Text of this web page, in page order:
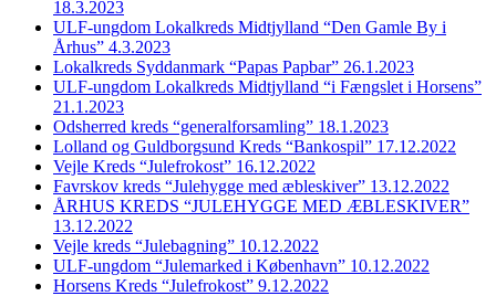
18.3.2023
ULF-ungdom Lokalkreds Midtjylland “Den Gamle By i
Århus” 4.3.2023
Lokalkreds Syddanmark “Papas Papbar” 26.1.2023
ULF-ungdom Lokalkreds Midtjylland “i Fængslet i Horsens”
21.1.2023
Odsherred kreds “generalforsamling” 18.1.2023
Lolland og Guldborgsund Kreds “Bankospil” 17.12.2022
Vejle Kreds “Julefrokost” 16.12.2022
Favrskov kreds “Julehygge med æbleskiver” 13.12.2022
ÅRHUS KREDS “JULEHYGGE MED ÆBLESKIVER”
13.12.2022
Vejle kreds “Julebagning” 10.12.2022
ULF-ungdom “Julemarked i København” 10.12.2022
Horsens Kreds “Julefrokost” 9.12.2022